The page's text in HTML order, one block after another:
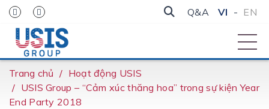
Q&A VI - EN
Trang chủ
Hoạt động USIS
USIS Group – “Cảm xúc thăng hoa” trong sự kiện Year
End Party 2018